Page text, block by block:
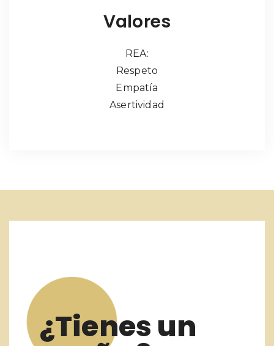
Valores
REA:
Respeto
Empatía
Asertividad
¿Tienes un